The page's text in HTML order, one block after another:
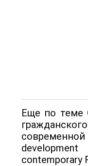
Еще по теме
contemporary